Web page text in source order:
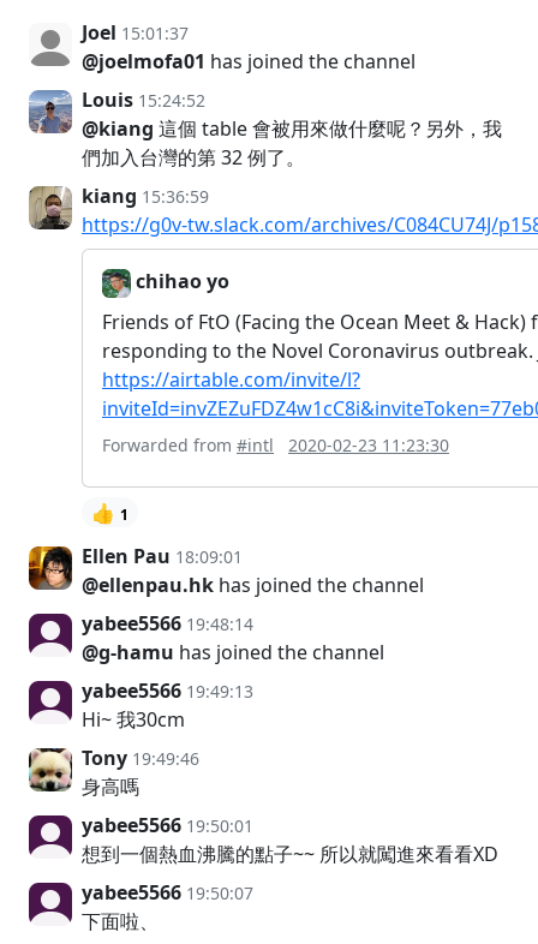
Joel 15:01:37
@joelmofa01 has joined the channel
Louis 15:24:52
@kiang 這個 table 會被用來做什麼呢？另外，我
們加入台灣的第 32 例了。
kiang 15:36:59
https://g0v-tw.slack.com/archives/C084CU74J/
chihao yo
Friends of FtO (Facing the Ocean Meet &
responding to the Novel Coronavirus
https://airtable.com/invite/l?
Forwarded from #intl 2020-02-23 11:23:30
👍 1
Ellen Pau 18:09:01
@ellenpau.hk has joined the channel
yabee5566 19:48:14
@g-hamu has joined the channel
yabee5566 19:49:13
Hi~ 我30cm
Tony 19:49:46
身高嗎
yabee5566 19:50:01
想到一個熱血沸騰的點子~~ 所以就闖進來看看XD
yabee5566 19:50:07
下面啦、